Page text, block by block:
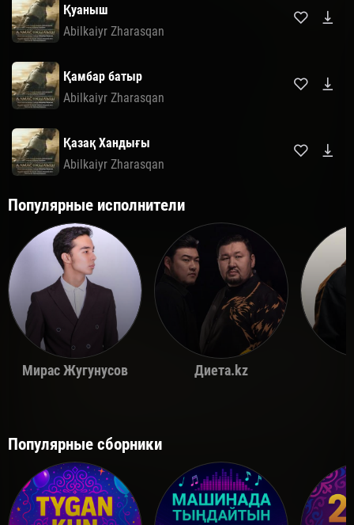
Қуаныш
Abilkaiyr Zharasqan
Қамбар батыр
Abilkaiyr Zharasqan
Қазақ Хандығы
Abilkaiyr Zharasqan
Популярные исполнители
Мирас Жугунусов Диета.kz
Популярные сборники